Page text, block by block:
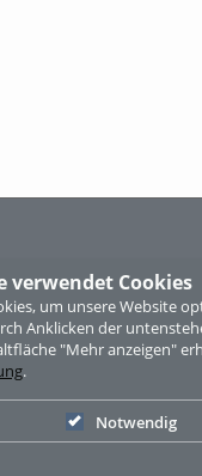
verwendet Cookies
um unsere Website
Anklicken der
"Mehr anzeigen"
.
Notwendig